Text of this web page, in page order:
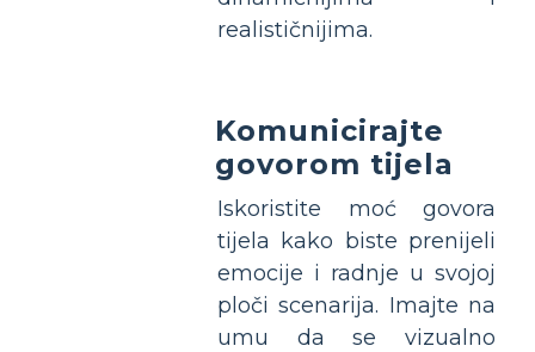
realističnijima.
Komunicirajte
govorom tijela
Iskoristite moć govora
tijela kako biste prenijeli
emocije i radnje u svojoj
ploči scenarija. Imajte na
umu da se vizualno